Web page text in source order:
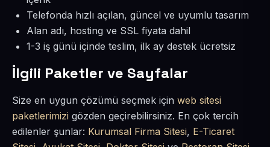
Telefonda hızlı açılan, güncel ve uyumlu tasarım
Alan adı, hosting ve SSL fiyata dahil
1-3 iş günü içinde teslim, ilk ay destek ücretsiz
İlgili Paketler ve Sayfalar
Size en uygun çözümü seçmek için web sitesi
paketlerimizi gözden geçirebilirsiniz. En çok tercih
edilenler şunlar: Kurumsal Firma Sitesi, E-Ticaret